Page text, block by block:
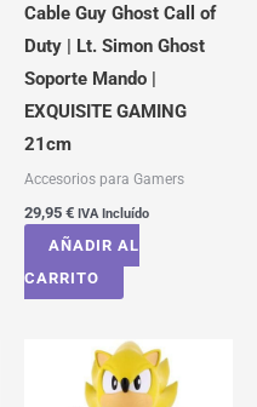
Cable Guy Ghost Call of
Duty | Lt. Simon Ghost
Soporte Mando |
EXQUISITE GAMING
21cm
Accesorios para Gamers
29,95 € IVA Incluído
AÑADIR AL
CARRITO